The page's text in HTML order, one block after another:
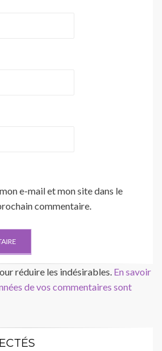
e-mail et mon site dans le
commentaire.
réduire les indésirables. En savoir
de vos commentaires sont